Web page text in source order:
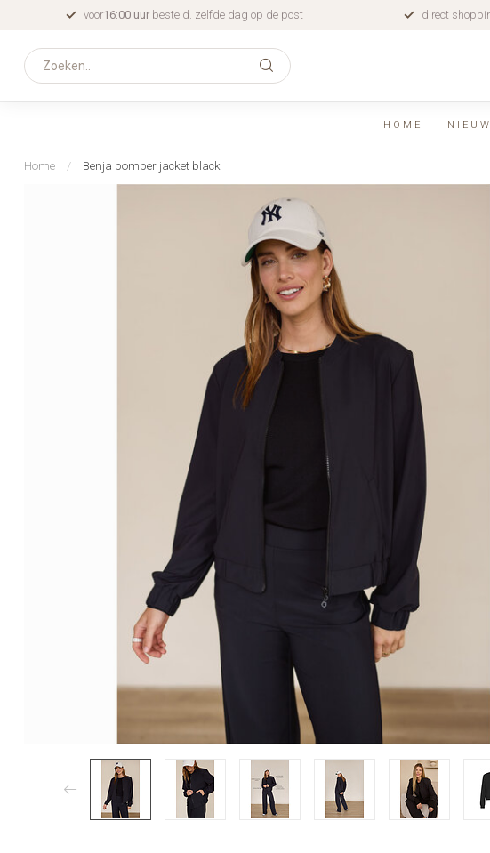
voor16:00 uur besteld. zelfde dag op de post direct
HOME NIEUW
Home / Benja bomber jacket black